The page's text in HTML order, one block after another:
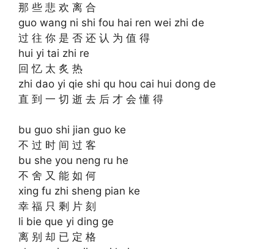
那 些 悲 欢 离 合
guo wang ni shi fou hai ren wei zhi de
过 往 你 是 否 还 认 为 值 得
hui yi tai zhi re
回 忆 太 炙 热
zhi dao yi qie shi qu hou cai hui dong de
直 到 一 切 逝 去 后 才 会 懂 得
bu guo shi jian guo ke
不 过 时 间 过 客
bu she you neng ru he
不 舍 又 能 如 何
xing fu zhi sheng pian ke
幸 福 只 剩 片 刻
li bie que yi ding ge
离 别 却 已 定 格